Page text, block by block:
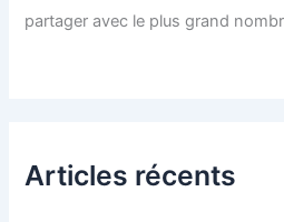
partager avec le plus grand
Articles récents